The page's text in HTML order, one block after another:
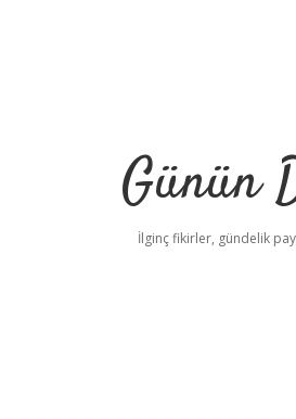
Günün
İlginç fikirler, gündelik